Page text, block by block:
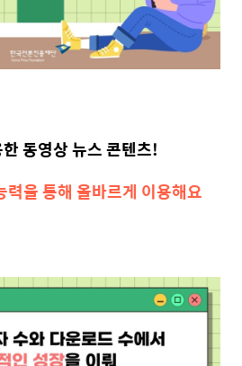
동영상 뉴스 콘텐츠!
력을 통해 올바르게 이용해요